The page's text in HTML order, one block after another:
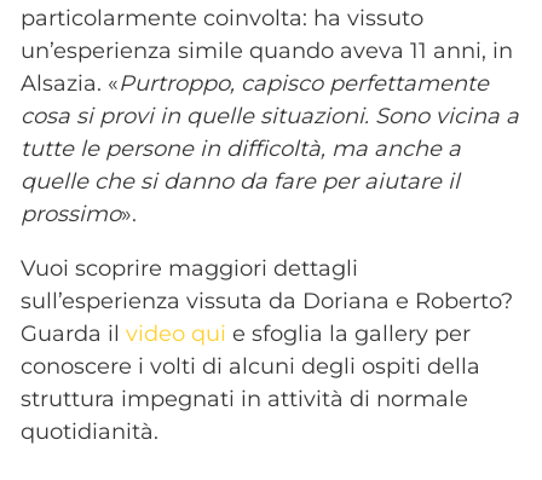
particolarmente coinvolta: ha vissuto
un’esperienza simile quando aveva 11 anni, in
Alsazia. «Purtroppo, capisco perfettamente
cosa si provi in quelle situazioni. Sono vicina a
tutte le persone in difficoltà, ma anche a
quelle che si danno da fare per aiutare il
prossimo».
Vuoi scoprire maggiori dettagli
sull’esperienza vissuta da Doriana e Roberto?
Guarda ilvideo quie sfoglia la gallery per
conoscere i volti di alcuni degli ospiti della
struttura impegnati in attività di normale
quotidianità.